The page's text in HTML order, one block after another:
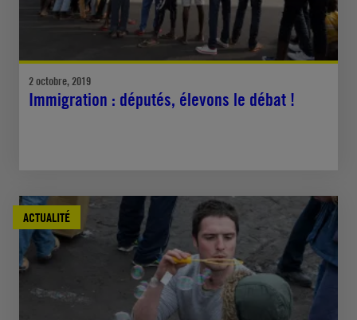
2 octobre, 2019
Immigration : députés, élevons le débat !
ACTUALITÉ